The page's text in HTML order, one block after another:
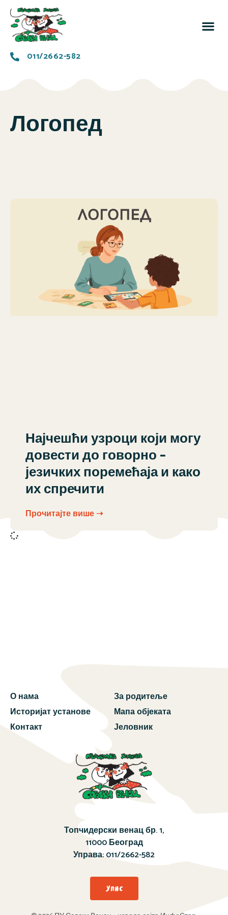
011/2662-582
Логопед
Најчешћи узроци који могу
довести до говорно –
језичких поремећаја и како
их спречити
Прочитајте више ➝
О нама
Историјат установе
Контакт
За родитеље
Мапа објеката
Јеловник
Топчидерски венац бр. 1,
11000 Београд
Управа:011/2662-582
Упис